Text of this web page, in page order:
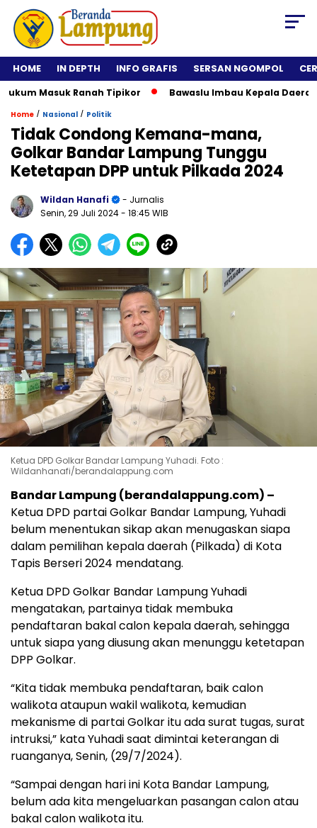
HOME IN DEPTH INFO GRAFIS SERSAN NGOMPOL
Masuk Ranah Tipikor Bawaslu Imbau Kepala Daerah
Home / Nasional / Politik
Tidak Condong Kemana-mana,
Golkar Bandar Lampung Tunggu
Ketetapan DPP untuk Pilkada 2024
Wildan Hanafi
- Jurnalis
Senin, 29 Juli 2024- 18:45 WIB
Ketua DPD Golkar Bandar Lampung Yuhadi. Foto :
Wildanhanafi/berandalappung.com
Bandar Lampung (berandalappung.com) –
Ketua DPD partai Golkar Bandar Lampung, Yuhadi
belum menentukan sikap akan menugaskan siapa
dalam pemilihan kepala daerah (Pilkada) di Kota
Tapis Berseri 2024 mendatang.
Ketua DPD Golkar Bandar Lampung Yuhadi
mengatakan, partainya tidak membuka
pendaftaran bakal calon kepala daerah, sehingga
untuk siapa yang diusung akan menunggu ketetapan
DPP Golkar.
“Kita tidak membuka pendaftaran, baik calon
walikota ataupun wakil walikota, kemudian
mekanisme di partai Golkar itu ada surat tugas, surat
intruksi,” kata Yuhadi saat dimintai keterangan di
ruanganya, Senin, (29/7/2024).
“Sampai dengan hari ini Kota Bandar Lampung,
belum ada kita mengeluarkan pasangan calon atau
bakal calon walikota itu.